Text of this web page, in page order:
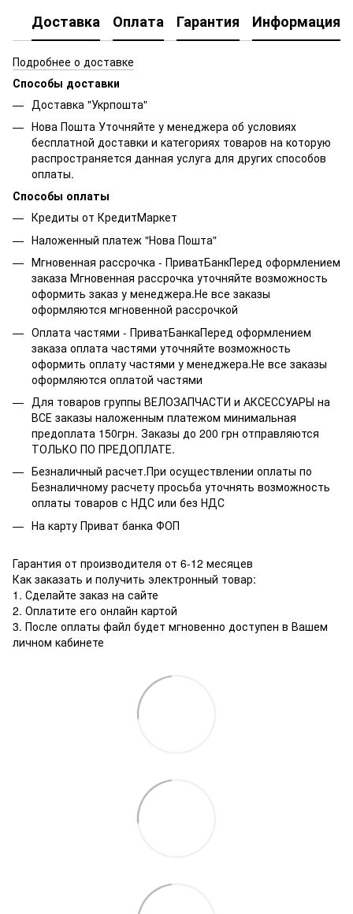
Доставка Оплата Гарантия Информация
Подробнее о доставке
Способы доставки
Доставка "Укрпошта"
Нова Пошта Уточняйте у менеджера об условиях
бесплатной доставки и категориях товаров на которую
распространяется данная услуга для других способов
оплаты.
Способы оплаты
Кредиты от КредитМаркет
Наложенный платеж "Нова Пошта"
Мгновенная рассрочка - ПриватБанкПеред оформлением
заказа Мгновенная рассрочка уточняйте возможность
оформить заказ у менеджера.Не все заказы
оформляются мгновенной рассрочкой
Оплата частями - ПриватБанкаПеред оформлением
заказа оплата частями уточняйте возможность
оформить оплату частями у менеджера.Не все заказы
оформляются оплатой частями
Для товаров группы ВЕЛОЗАПЧАСТИ и АКСЕССУАРЫ на
ВСЕ заказы наложенным платежом минимальная
предоплата 150грн. Заказы до 200 грн отправляются
ТОЛЬКО ПО ПРЕДОПЛАТЕ.
Безналичный расчет.При осуществлении оплаты по
Безналичному расчету просьба уточнять возможность
оплаты товаров с НДС или без НДС
На карту Приват банка ФОП
Гарантия от производителя от 6-12 месяцев
Как заказать и получить электронный товар:
1. Сделайте заказ на сайте
2. Оплатите его онлайн картой
3. После оплаты файл будет мгновенно доступен в Вашем
личном кабинете